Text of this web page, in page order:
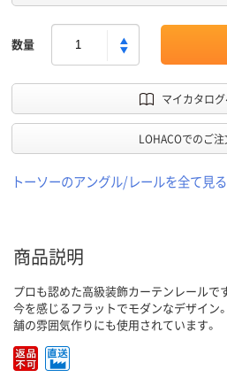
数量
マイカタロ
LOHACOでのご注
トーソーのアングル/レールを全て見る
商品説明
プロも認めた高級装飾カーテンレールで
今を感じるフラットでモダンなデザイン
舗の雰囲気作りにも使用されています。